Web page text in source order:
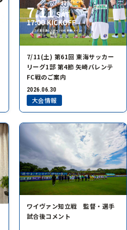
7/11(土) 第61回 東海サッカー
リーグ1部 第4節 矢崎バレンテ
FC戦のご案内
2026.06.30
大会情報
ワイヴァン知立戦 監督・選手
試合後コメント